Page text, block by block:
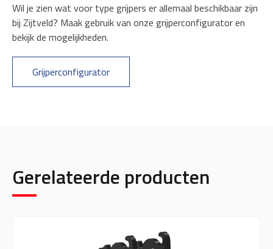
Wil je zien wat voor type grijpers er allemaal beschikbaar zijn
bij Zijtveld? Maak gebruik van onze grijperconfigurator en
bekijk de mogelijkheden.
Grijperconfigurator
Gerelateerde producten